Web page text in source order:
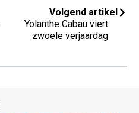
Volgend artikel
Yolanthe Cabau viert
zwoele verjaardag